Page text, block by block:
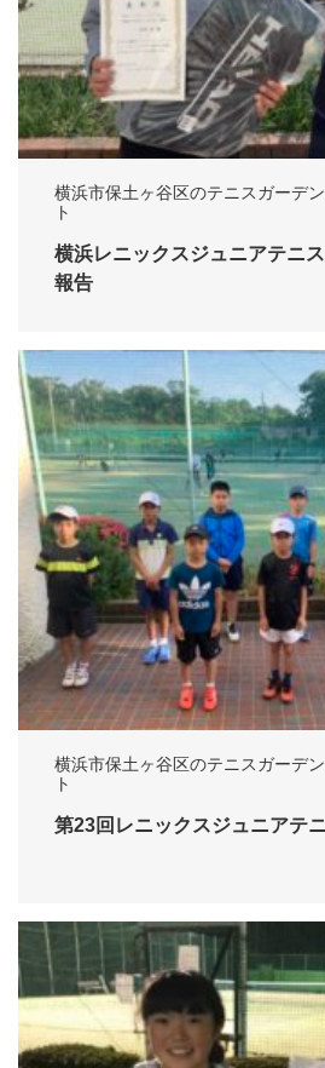
横浜市保土ヶ谷区のテニスガーデ
ト
横浜レニックスジュニアテニ
報告
横浜市保土ヶ谷区のテニスガーデ
ト
第23回レニックスジュニアテ